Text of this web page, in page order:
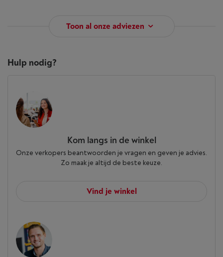
Toon al onze adviezen
Hulp nodig?
Kom langs in de winkel
Onze verkopers beantwoorden je vragen en geven je advies.
Zo maak je altijd de beste keuze.
Vind je winkel